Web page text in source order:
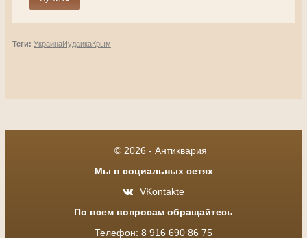
Теги: УкраинаИудаикаКрым
© 2026 - Антиквария
Мы в социальных сетях
VKontakte
По всем вопросам обращайтесь
Телефон: 8 916 690 86 75